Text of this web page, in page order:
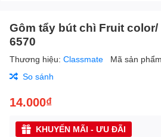
Gôm tẩy bút chì Fruit color/
6570
Thương hiệu: Classmate Mã sản
So sánh
14.000₫
KHUYẾN MÃI - ƯU ĐÃI